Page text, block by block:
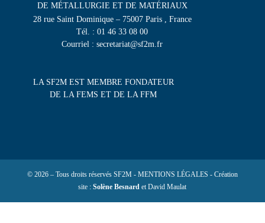
DE MÉTALLURGIE ET DE MATÉRIAUX
28 rue Saint Dominique – 75007 Paris , France
Tél. : 01 46 33 08 00
Courriel : secretariat@sf2m.fr
LA SF2M EST MEMBRE FONDATEUR
DE LA FEMS ET DE LA FFM
© 2026 – Tous droits réservés SF2M - MENTIONS LÉGALES - Création
site :Solène Besnard et David Maulat